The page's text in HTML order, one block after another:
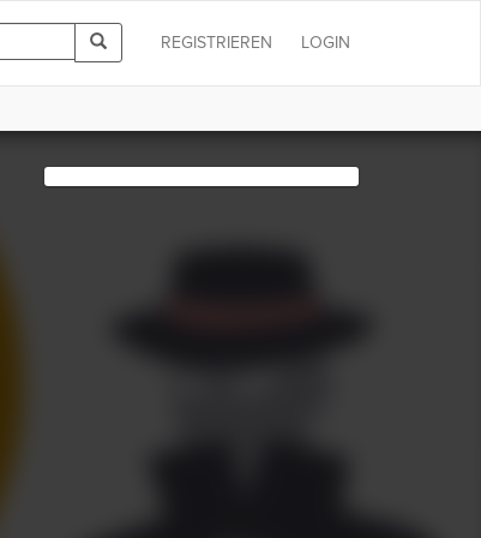
LOGIN
REGISTRIEREN